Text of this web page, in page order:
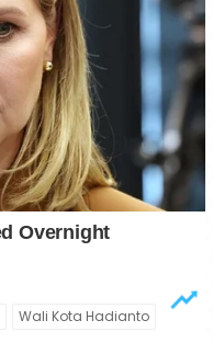
Wali Kota Hadianto